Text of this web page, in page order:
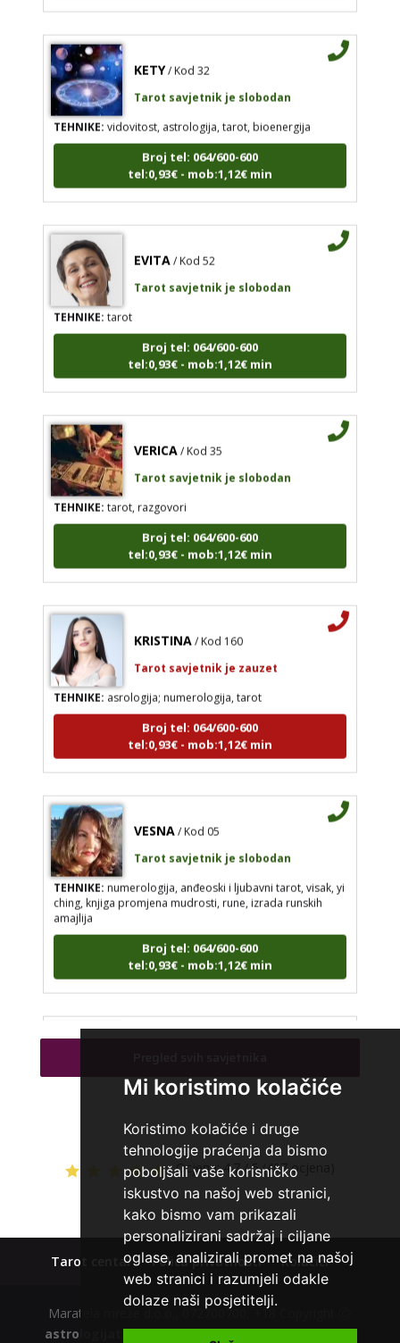
Mi koristimo kolačiće
Koristimo kolačiće i druge
tehnologije praćenja da bismo
poboljšali vaše korisničko
iskustvo na našoj web stranici,
kako bismo vam prikazali
personalizirani sadržaj i ciljane
oglase, analizirali promet na našoj
web stranici i razumjeli odakle
dolaze naši posjetitelji.
KETY / Kod 32
Tarot savjetnik je slobodan
TEHNIKE:vidovitost, astrologija, tarot, bioenergija
Broj tel: 064/600-600
tel:0,93€ - mob:1,12€ min
EVITA / Kod 52
Tarot savjetnik je slobodan
TEHNIKE:tarot
Broj tel: 064/600-600
tel:0,93€ - mob:1,12€ min
VERICA / Kod 35
Tarot savjetnik je slobodan
TEHNIKE:tarot, razgovori
Broj tel: 064/600-600
tel:0,93€ - mob:1,12€ min
KRISTINA / Kod 160
Tarot savjetnik je zauzet
TEHNIKE:asrologija; numerologija, tarot
Broj tel: 064/600-600
tel:0,93€ - mob:1,12€ min
VESNA / Kod 05
Tarot savjetnik je slobodan
TEHNIKE:numerologija, anđeoski i ljubavni tarot, visak, yi
ching, knjiga promjena mudrosti, rune, izrada runskih
amajlija
Broj tel: 064/600-600
tel:0,93€ - mob:1,12€ min
kristalna kugla, tarot, vidovitost, visak
Broj tel: 064/600-600
tel:0,93€ - mob:1,12€ min
AZRA/ Kod 02
Tarot savjetnik je slobodan
visak, tarot, vidovitost, ljubavna predviđanja
tel:0,93€ - mob:1,12€ min
Ocjena: 4.7 / 5 (407 ocjena)
Tarot centar Polica privatnosti Kolačići
Maratela mreže d.o.o., 072700700, +18 Copyright Ⓒ
astrologijatarot.com| Usluge smiju koristiti osobe